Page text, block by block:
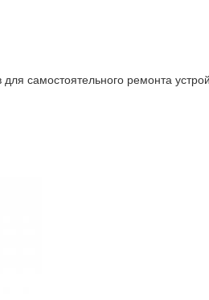
самостоятельного ремонта